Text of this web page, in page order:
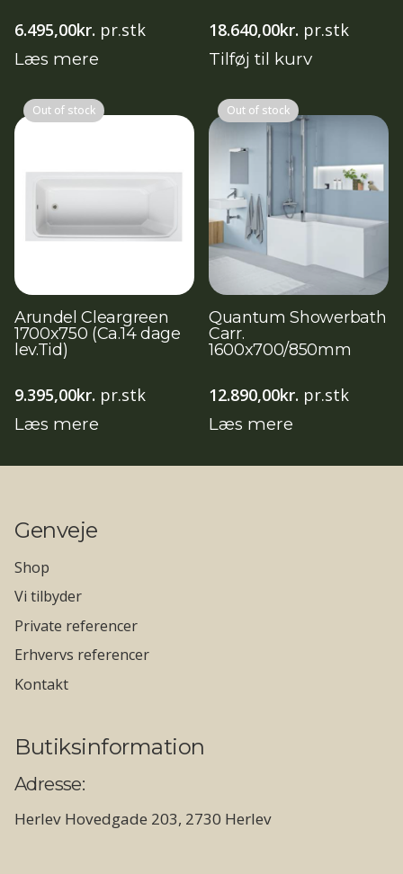
6.495,00kr. pr.stk
Læs mere
18.640,00kr. pr.stk
Tilføj til kurv
Out of stock
Arundel Cleargreen
1700x750 (Ca.14 dage
lev.Tid)
9.395,00kr. pr.stk
Læs mere
Out of stock
Quantum Showerbath
Carr.
1600x700/850mm
12.890,00kr. pr.stk
Læs mere
Genveje
Shop
Vi tilbyder
Private referencer
Erhvervs referencer
Kontakt
Butiksinformation
Adresse:
Herlev Hovedgade 203, 2730 Herlev